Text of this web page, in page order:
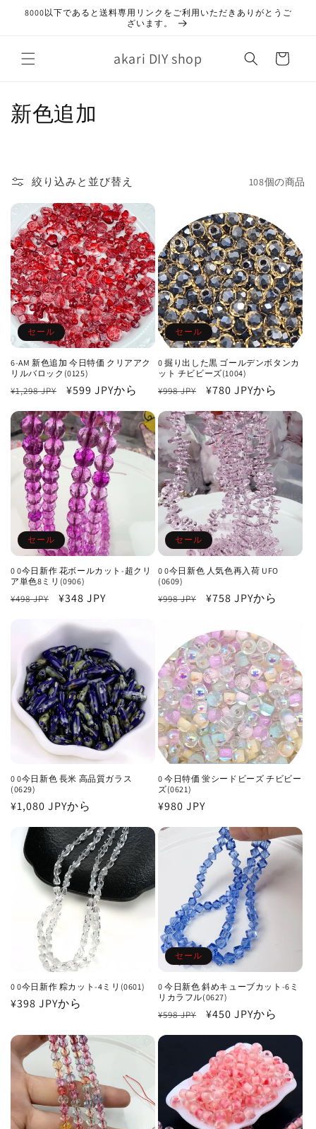
ンツに
8000以下であると送料専用リンクをご利用いただきありがとうご
ざいます。
akari DIY shop
ー
コ
シ
ョ
ン
:
新色追加
絞り込みと並び替え 108個の商品
セール
6-AM 新色追加 今日特価 クリアアク
リルバロック(0125)
通
常
価
格
¥1,298 JPY
セ
ー
ル
価
格
¥599 JPYから
セール
0 掘り出した黒 ゴールデンボタンカ
ット チビビーズ(1004)
通
常
価
格
¥998 JPY
セ
ー
ル
価
格
¥780 JPYから
セール
0 0今日新作 花ボールカット-超クリ
ア単色8ミリ(0906)
通
¥498 JPY
セ
ル
価
格
¥348 JPY
セール
0 0今日新色 人気色再入荷 UFO
(0609)
通
¥998 JPY
セ
ル
価
格
¥758 JPYから
0 0今日新色 長米 高品質ガラス
(0629)
通
¥1,080 JPYから
0 今日特価 蛍シードビーズ チビビー
ズ(0621)
通
常
¥980 JPY
0 0今日新作 粽カット-4ミリ(0601)
通
価
格
¥398 JPYから
セール
0 今日新色 斜めキューブカット-6ミ
リカラフル(0627)
通
常
¥598 JPY
セ
ー
ル
価
格
¥450 JPYから